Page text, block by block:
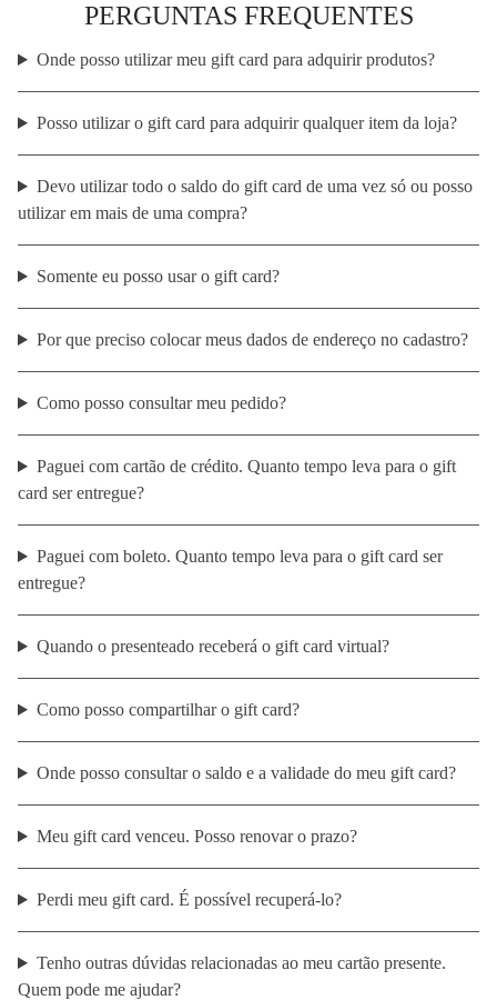
PERGUNTAS FREQUENTES
Onde posso utilizar meu gift card para adquirir produtos?
Posso utilizar o gift card para adquirir qualquer item da loja?
Devo utilizar todo o saldo do gift card de uma vez só ou posso
utilizar em mais de uma compra?
Somente eu posso usar o gift card?
Por que preciso colocar meus dados de endereço no cadastro?
Como posso consultar meu pedido?
Paguei com cartão de crédito. Quanto tempo leva para o gift
card ser entregue?
Paguei com boleto. Quanto tempo leva para o gift card ser
entregue?
Quando o presenteado receberá o gift card virtual?
Como posso compartilhar o gift card?
Onde posso consultar o saldo e a validade do meu gift card?
Meu gift card venceu. Posso renovar o prazo?
Perdi meu gift card. É possível recuperá-lo?
Tenho outras dúvidas relacionadas ao meu cartão presente.
Quem pode me ajudar?